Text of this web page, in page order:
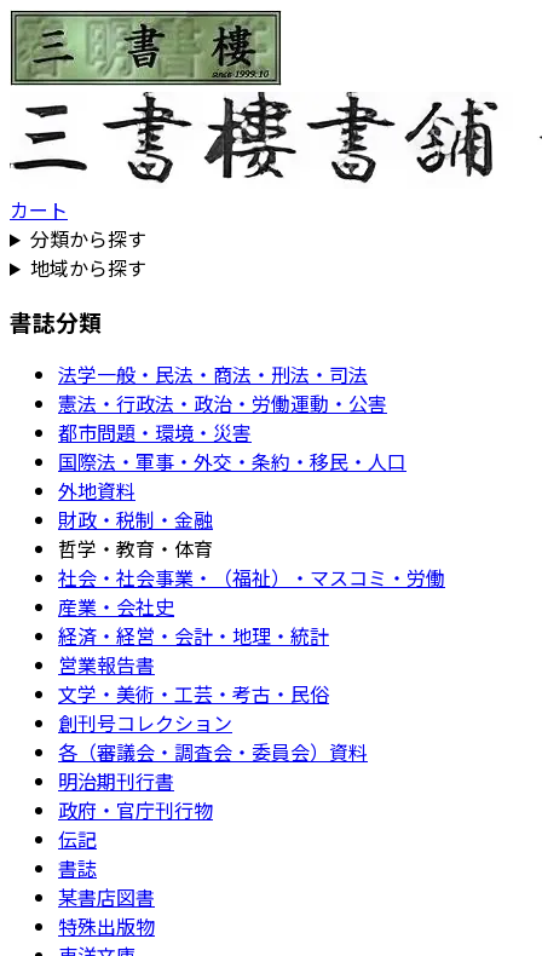
カート
分類から探す
地域から探す
書誌分類
法学一般・民法・商法・刑法・司法
憲法・行政法・政治・労働運動・公害
都市問題・環境・災害
国際法・軍事・外交・条約・移民・人口
外地資料
財政・税制・金融
哲学・教育・体育
社会・社会事業・（福祉）・マスコミ・労働
産業・会社史
経済・経営・会計・地理・統計
営業報告書
文学・美術・工芸・考古・民俗
創刊号コレクション
各（審議会・調査会・委員会）資料
明治期刊行書
政府・官庁刊行物
伝記
書誌
某書店図書
特殊出版物